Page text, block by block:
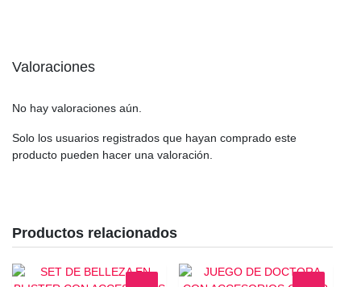
Valoraciones
No hay valoraciones aún.
Solo los usuarios registrados que hayan comprado este
producto pueden hacer una valoración.
Productos relacionados